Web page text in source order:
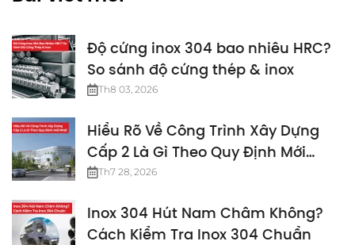
Độ cứng inox 304 bao nhiêu HRC?
So sánh độ cứng thép & inox
Th8 03, 2026
Hiểu Rõ Về Công Trình Xây Dựng
Cấp 2 Là Gì Theo Quy Định Mới
Nhất
Th7 28, 2026
Inox 304 Hút Nam Châm Không?
Cách Kiểm Tra Inox 304 Chuẩn